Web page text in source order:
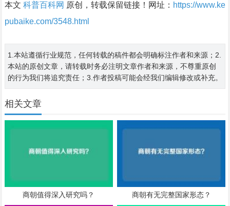
本文 科普百科网 原创，转载保留链接！网址： https://www.ke
pubaike.com/3548.html
1.本站遵循行业规范，任何转载的稿件都会明确标注作者和来源；2.
本站的原创文章，请转载时务必注明文章作者和来源，不尊重原创
的行为我们将追究责任；3.作者投稿可能会经我们编辑修改或补充。
相关文章
商朝值得深入研究吗？ 商朝有无完整国家形态？